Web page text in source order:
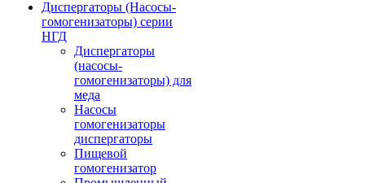
Диспергаторы (Насосы-
гомогенизаторы) серии
НГД
Диспергаторы
(насосы-
гомогенизаторы) для
меда
Насосы
гомогенизаторы
диспергаторы
Пищевой
гомогенизатор